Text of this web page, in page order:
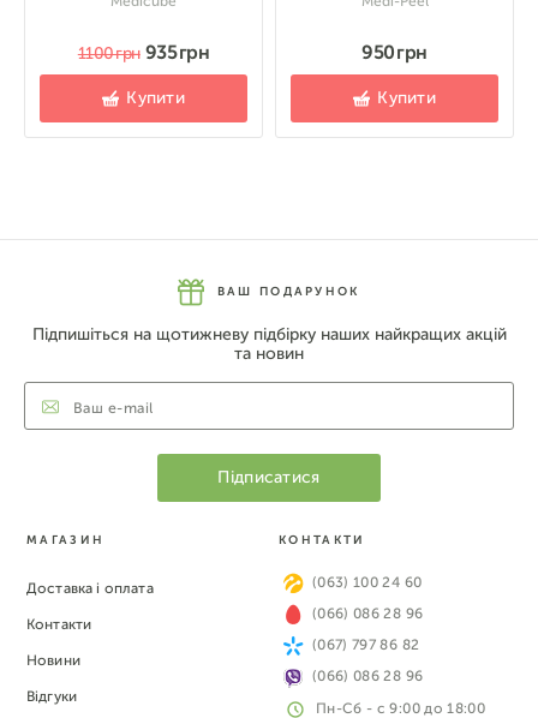
1100 грн 935 грн
Купити
950 грн
Купити
ВАШ ПОДАРУНОК
Підпишіться на щотижневу підбірку наших найкращих акцій
та новин
МАГАЗИН
Доставка і оплата
Контакти
Новини
Відгуки
КОНТАКТИ
(063) 100 24 60
(066) 086 28 96
(067) 797 86 82
(066) 086 28 96
Пн-Сб - с 9:00 до 18:00